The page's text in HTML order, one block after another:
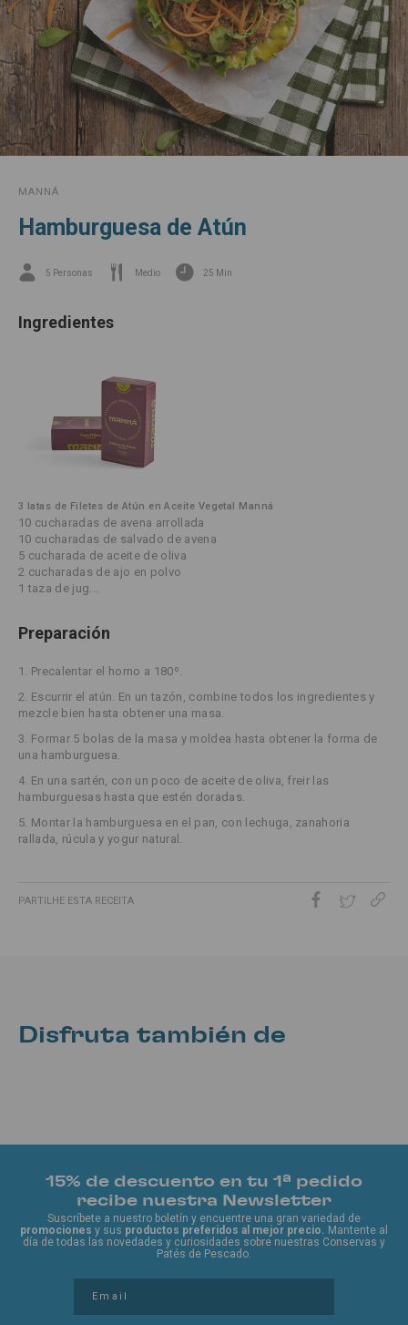
MANNÁ
Hamburguesa de Atún
5 Personas Medio 25 Min
Ingredientes
3 latas de Filetes de Atún en Aceite Vegetal Manná
10 cucharadas de avena arrollada
10 cucharadas de salvado de avena
5 cucharada de aceite de oliva
2 cucharadas de ajo en polvo
1 taza de jug...
Preparación
1. Precalentar el horno a 180º.
2. Escurrir el atún. En un tazón, combine todos los ingredientes y
mezcle bien hasta obtener una masa.
3. Formar 5 bolas de la masa y moldea hasta obtener la forma de
una hamburguesa.
4. En una sartén, con un poco de aceite de oliva, freir las
hamburguesas hasta que estén doradas.
5. Montar la hamburguesa en el pan, con lechuga, zanahoria
rallada, rúcula y yogur natural.
PARTILHE ESTA RECEITA
Disfruta también de
15% de descuento en tu 1ª pedido
recibe nuestra Newsletter
Suscríbete a nuestro boletín y encuentre una gran variedad de
promociones y sus productos preferidos al mejor precio. Mantente al
día de todas las novedades y curiosidades sobre nuestras Conservas y
Patés de Pescado.